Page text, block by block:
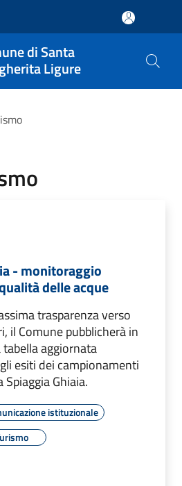
di Santa
Ligure
- monitoraggio
delle acque
trasparenza verso
il Comune pubblicherà in
aggiornata
esiti dei campionamenti
Ghiaia.
istituzionale